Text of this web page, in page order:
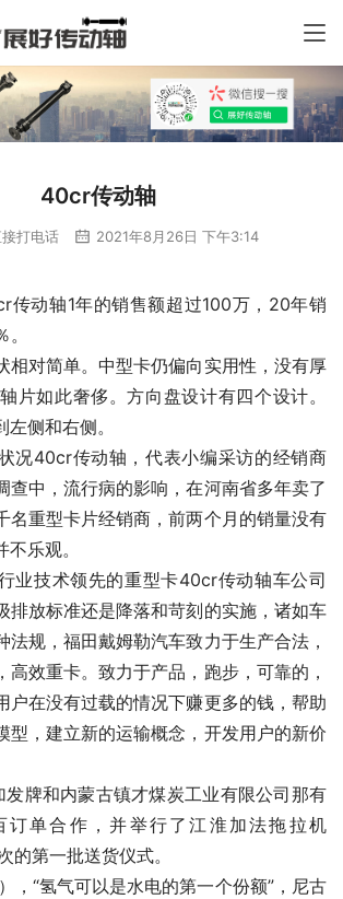
40cr传动轴
打电话 2021年8月26日 下午3:14
传动轴1年的销售额超过100万，20年销
相对简单。中型卡仍偏向实用性，没有厚
片如此奢侈。方向盘设计有四个设计。
侧和右侧。
况40cr传动轴，代表小编采访的经销商
查中，流行病的影响，在河南省多年卖了
名重型卡片经销商，前两个月的销量没有
乐观。
业技术领先的重型卡40cr传动轴车公司
排放标准还是降落和苛刻的实施，诸如车
法规，福田戴姆勒汽车致力于生产合法，
高效重卡。致力于产品，跑步，可靠的，
户在没有过载的情况下赚更多的钱，帮助
型，建立新的运输概念，开发用户的新价
发牌和内蒙古镇才煤炭工业有限公司那有
订单合作，并举行了江淮加法拖拉机
的第一批送货仪式。
，“氢气可以是水电的第一个份额”，尼古